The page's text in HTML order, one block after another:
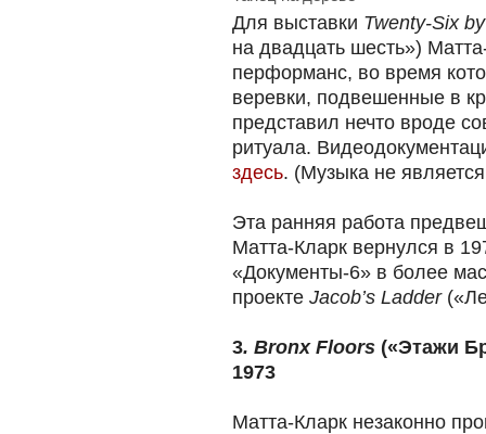
Для выставки Twenty-Six
на двадцать шесть»)
перформанс, во время
веревки, подвешенные в
представил нечто вроде
ритуала.
здесь. (Музыка не
Эта ранняя работа
Матта-Кларк вернулся в
«Документы-6» в более
проекте Jacob’s Ladder
3. Bronx Floors («Этажи
1973
Матта-Кларк незаконно